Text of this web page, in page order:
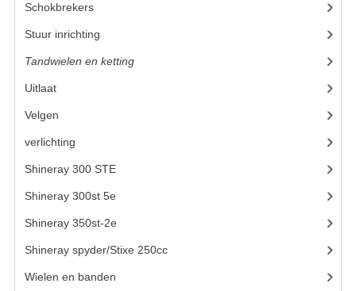
Schokbrekers(11)
Stuur inrichting
Tandwielen en ketting(13)
Uitlaat
Velgen
verlichting
Shineray 300 STE(69)
Shineray 300st 5e
Shineray 350st-2e
Shineray spyder/Stixe 250cc(306)
Wielen en banden